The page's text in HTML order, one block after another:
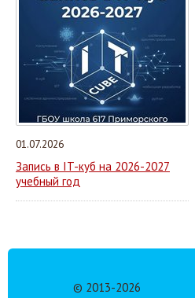
01.07.2026
Запись в IT-куб на 2026-2027
учебный год
© 2013-2026